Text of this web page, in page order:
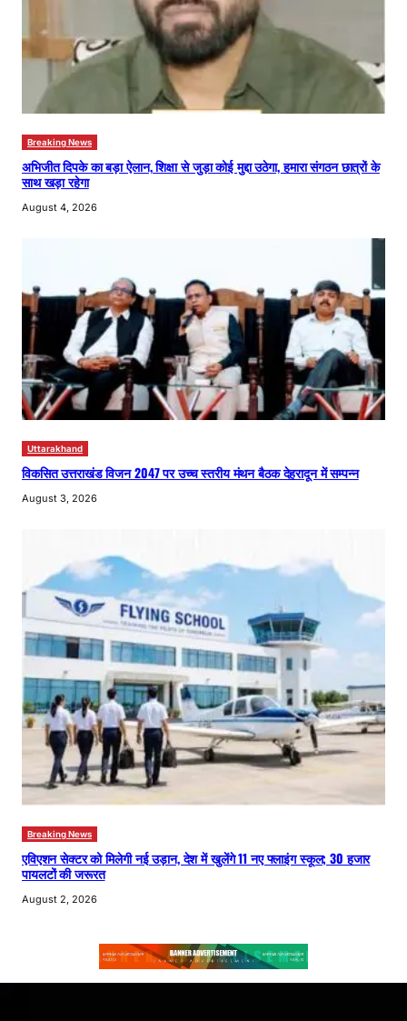
Breaking News
अभिजीत दिपके का बड़ा ऐलान, शिक्षा से जुड़ा कोई मुद्दा उठेगा, हमारा संगठन छात्रों के
साथ खड़ा रहेगा
August 4, 2026
Uttarakhand
विकसित उत्तराखंड विजन 2047 पर उच्च स्तरीय मंथन बैठक देहरादून में सम्पन्न
August 3, 2026
Breaking News
एविएशन सेक्टर को मिलेगी नई उड़ान, देश में खुलेंगे 11 नए फ्लाइंग स्कूल; 30 हजार
पायलटों की जरूरत
August 2, 2026